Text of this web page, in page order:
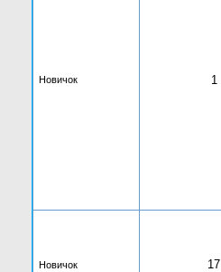
Новичок 1
Новичок 17